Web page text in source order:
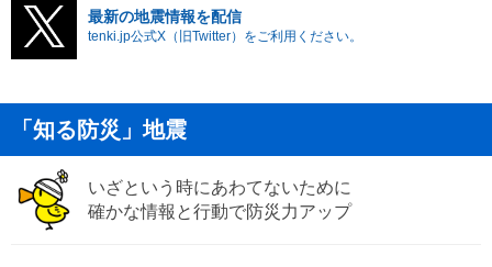
最新の地震情報を配信
tenki.jp公式X（旧Twitter）をご利用ください。
「知る防災」地震
いざという時にあわてないために
確かな情報と行動で防災力アップ